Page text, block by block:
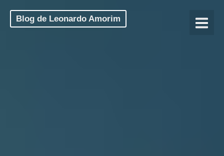
Blog de Leonardo Amorim